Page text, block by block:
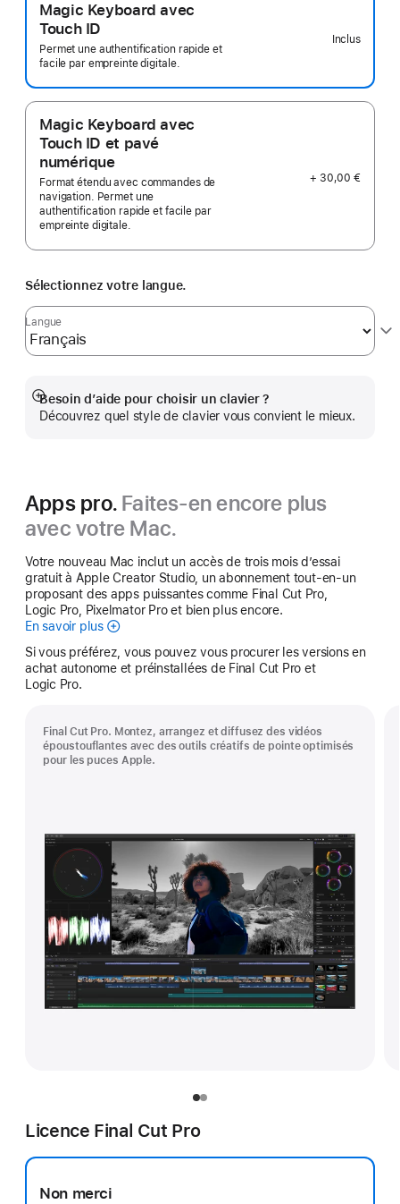
Magic Keyboard avec
Touch ID
Permet une authentification rapide et
facile par empreinte digitale.
Inclus
Magic Keyboard avec
Touch ID et pavé
numérique
Format étendu avec commandes de
navigation. Permet une
authentification rapide et facile par
empreinte digitale.
+ 30,00 €
Sélectionnez votre langue.
Langue
Besoin d’aide pour choisir un clavier ?
Découvrez quel style de clavier vous convient le mieux.
Afficher
plus
Apps pro. Faites-en encore plus
avec votre Mac.
Votre nouveau Mac inclut un accès de trois mois d’essai
gratuit à Apple Creator Studio, un abonnement tout-en-un
proposant des apps puissantes comme Final Cut Pro,
Logic Pro, Pixelmator Pro et bien plus encore.
En savoir plusApple Creator Studio
Si vous préférez, vous pouvez vous procurer les versions en
achat autonome et préinstallées de Final Cut Pro et
Logic Pro.
Final Cut Pro. Montez, arrangez et diffusez des vidéos
époustouflantes avec des outils créatifs de pointe optimisés
pour les puces Apple.
Licence Final Cut Pro
Non merci